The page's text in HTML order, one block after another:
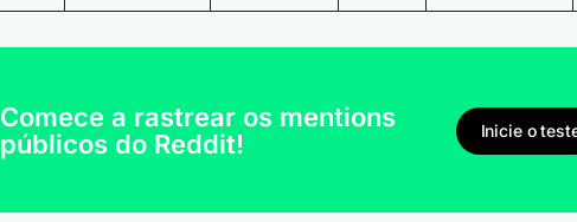
Comece a rastrear os mentions
públicos do Reddit!
Inicie o